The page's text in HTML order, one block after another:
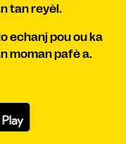
tan reyèl.
echanj pou ou ka
moman pafè a.